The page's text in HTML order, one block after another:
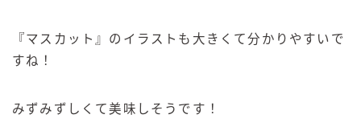
『マスカット』のイラストも大きくて分かりやすいで
すね！
みずみずしくて美味しそうです！